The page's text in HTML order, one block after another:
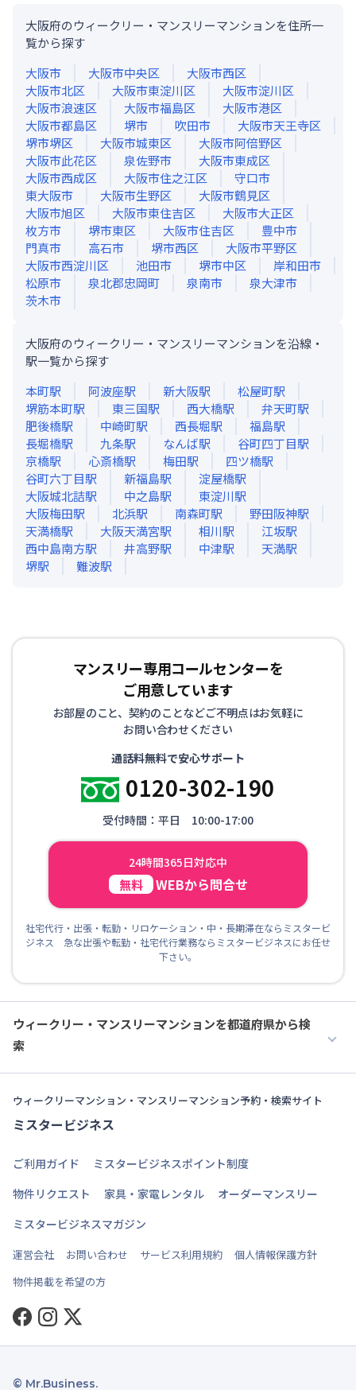
大阪府のウィークリー・マンスリーマンションを住所一
覧から探す
大阪市
大阪市中央区
大阪市西区
大阪市北区
大阪市東淀川区
大阪市淀川区
大阪市浪速区
大阪市福島区
大阪市港区
大阪市都島区
堺市 吹田市
大阪市天王寺区
堺市堺区
大阪市城東区
大阪市阿倍野区
大阪市此花区
泉佐野市
大阪市東成区
大阪市西成区
大阪市住之江区
守口市
東大阪市
大阪市生野区
大阪市鶴見区
大阪市旭区
大阪市東住吉区
大阪市大正区
枚方市
堺市東区 大阪市住吉区
豊中市
門真市
高石市 堺市西区
大阪市平野区
大阪市西淀川区
池田市 堺市中区
岸和田市
松原市
泉北郡忠岡町 泉南市
泉大津市
茨木市
大阪府のウィークリー・マンスリーマンションを沿線・
駅一覧から探す
本町駅 阿波座駅 新大阪駅 松屋町駅
堺筋本町駅 東三国駅 西大橋駅 弁天町駅
肥後橋駅 中崎町駅 西長堀駅 福島駅
長堀橋駅 九条駅 なんば駅 谷町四丁目駅
京橋駅 心斎橋駅 梅田駅 四ツ橋駅
谷町六丁目駅 新福島駅 淀屋橋駅
大阪城北詰駅 中之島駅 東淀川駅
大阪梅田駅 北浜駅 南森町駅 野田阪神駅
天満橋駅 大阪天満宮駅 相川駅 江坂駅
西中島南方駅 井高野駅 中津駅 天満駅
堺駅 難波駅
マンスリー専用コールセンターを
ご用意しています
お部屋のこと、契約のことなどご不明点はお気軽に
お問い合わせください
通話料無料で安心サポート
0120-302-190
受付時間：平日 10:00-17:00
24時間365日対応中
無料 WEBから問合せ
社宅代行・出張・転勤・リロケーション・中・長期滞在ならミスタービ
ジネス 急な出張や転勤・社宅代行業務ならミスタービジネスにお任せ
下さい。
ウィークリー・マンスリーマンションを都道府県から検
索
ウィークリーマンション・マンスリーマンション予約・検索サイト
ミスタービジネス
ご利用ガイド
ミスタービジネスポイント制度
物件リクエスト
家具・家電レンタル
オーダーマンスリー
ミスタービジネスマガジン
運営会社 お問い合わせ サービス利用規約
個人情報保護方針
物件掲載を希望の方
Facebook
Instagram
Twitter
© Mr.Business.